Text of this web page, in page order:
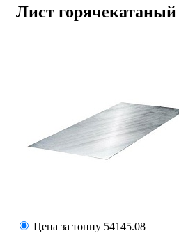
Лист горячекатаный
Цена за тонну 54145.08